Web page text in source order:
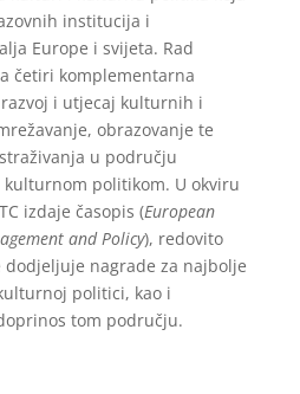
institucija i
Europe i svijeta. Rad
četiri komplementarna
i utjecaj kulturnih i
obrazovanje te
u području
politikom. U okviru
izdaje časopis (European
and Policy), redovito
nagrade za najbolje
politici, kao i
tom području.